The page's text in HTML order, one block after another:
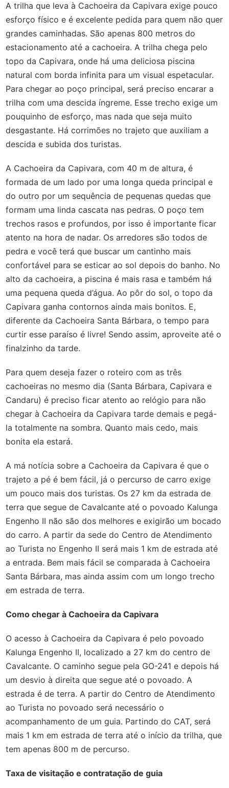
A trilha que leva à Cachoeira da Capivara exige pouco
esforço físico e é excelente pedida para quem não quer
grandes caminhadas. São apenas 800 metros do
estacionamento até a cachoeira. A trilha chega pelo
topo da Capivara, onde há uma deliciosa piscina
natural com borda infinita para um visual espetacular.
Para chegar ao poço principal, será preciso encarar a
trilha com uma descida íngreme. Esse trecho exige um
pouquinho de esforço, mas nada que seja muito
desgastante. Há corrimões no trajeto que auxiliam a
descida e subida dos turistas.
A Cachoeira da Capivara, com 40 m de altura, é
formada de um lado por uma longa queda principal e
do outro por um sequência de pequenas quedas que
formam uma linda cascata nas pedras. O poço tem
trechos rasos e profundos, por isso é importante ficar
atento na hora de nadar. Os arredores são todos de
pedra e você terá que buscar um cantinho mais
confortável para se esticar ao sol depois do banho. No
alto da cachoeira, a piscina é mais rasa e também há
uma pequena queda d’água. Ao pôr do sol, o topo da
Capivara ganha contornos ainda mais bonitos. E,
diferente da Cachoeira Santa Bárbara, o tempo para
curtir esse paraíso é livre! Sendo assim, aproveite até o
finalzinho da tarde.
Para quem deseja fazer o roteiro com as três
cachoeiras no mesmo dia (Santa Bárbara, Capivara e
Candaru) é preciso ficar atento ao relógio para não
chegar à Cachoeira da Capivara tarde demais e pegá-
la totalmente na sombra. Quanto mais cedo, mais
bonita ela estará.
A má notícia sobre a Cachoeira da Capivara é que o
trajeto a pé é bem fácil, já o percurso de carro exige
um pouco mais dos turistas. Os 27 km da estrada de
terra que segue de Cavalcante até o povoado Kalunga
Engenho II não são dos melhores e exigirão um bocado
do carro. A partir da sede do Centro de Atendimento
ao Turista no Engenho II será mais 1 km de estrada até
a entrada. Bem mais fácil se comparada à Cachoeira
Santa Bárbara, mas ainda assim com um longo trecho
em estrada de terra.
Como chegar à Cachoeira da Capivara
O acesso à Cachoeira da Capivara é pelo povoado
Kalunga Engenho II, localizado a 27 km do centro de
Cavalcante. O caminho segue pela GO-241 e depois há
um desvio à direita que segue até o povoado. A
estrada é de terra. A partir do Centro de Atendimento
ao Turista no povoado será necessário o
acompanhamento de um guia. Partindo do CAT, será
mais 1 km em estrada de terra até o início da trilha, que
tem apenas 800 m de percurso.
Taxa de visitação e contratação de guia